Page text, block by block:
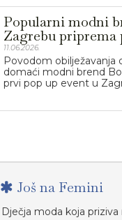
Popularni modni
Zagrebu priprema
11.06.2026.
Povodom obilježavanja
domaći modni brend
prvi pop up event u
Još na Femini
Dječja moda koja